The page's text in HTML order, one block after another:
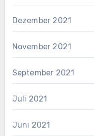
Dezember 2021
November 2021
September 2021
Juli 2021
Juni 2021